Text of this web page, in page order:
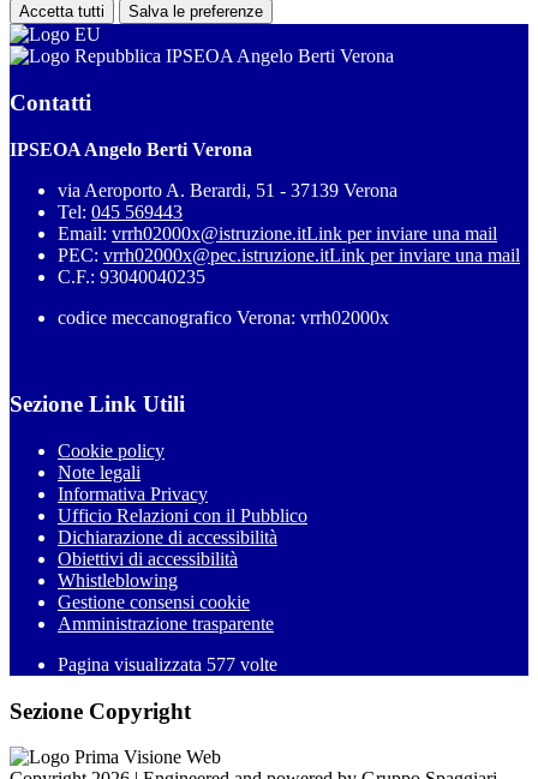
Accetta tutti Salva le preferenze
IPSEOA Angelo Berti Verona
Contatti
IPSEOA Angelo Berti Verona
via Aeroporto A. Berardi, 51 - 37139 Verona
Tel: 045 569443
Email: vrrh02000x@istruzione.itLink per inviare una mail
PEC: vrrh02000x@pec.istruzione.itLink per inviare una mail
C.F.: 93040040235
codice meccanografico Verona: vrrh02000x
Sezione Link Utili
Cookie policy
Note legali
Informativa Privacy
Ufficio Relazioni con il Pubblico
Dichiarazione di accessibilità
Obiettivi di accessibilità
Whistleblowing
Gestione consensi cookie
Amministrazione trasparente
Pagina visualizzata 577 volte
Sezione Copyright